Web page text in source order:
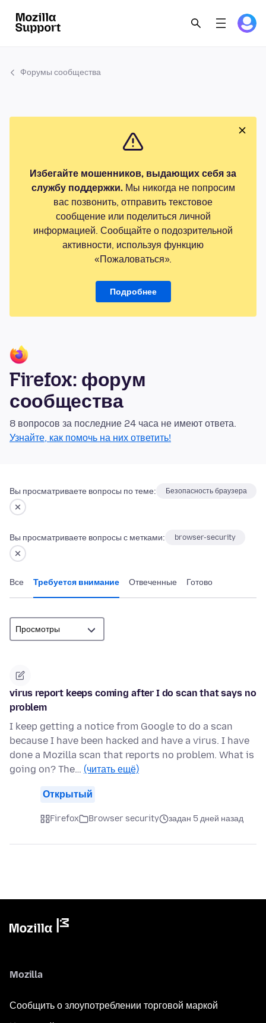
Форумы сообщества
Избегайте мошенников, выдающих себя за
службу поддержки.Мы никогда не попросим
вас позвонить, отправить текстовое
сообщение или поделиться личной
информацией. Сообщайте о подозрительной
активности, используя функцию
«Пожаловаться».
Подробнее
Firefox: форум
сообщества
8 вопросов за последние 24 часа не имеют ответа.
Узнайте, как помочь на них ответить!
Вы просматриваете вопросы по теме: Безопасность браузера
Вы просматриваете вопросы с метками: browser-security
Все Требуется внимание Отвеченные Готово
virus report keeps coming after I do scan that says no
problem
I keep getting a notice from Google to do a scan
because I have been hacked and have a virus. I have
done a Mozilla scan that reports no problem. What is
going on? The… (читать ещё)
Открытый
Firefox Browser security задан 5 дней назад
Mozilla
Сообщить о злоупотреблении торговой маркой